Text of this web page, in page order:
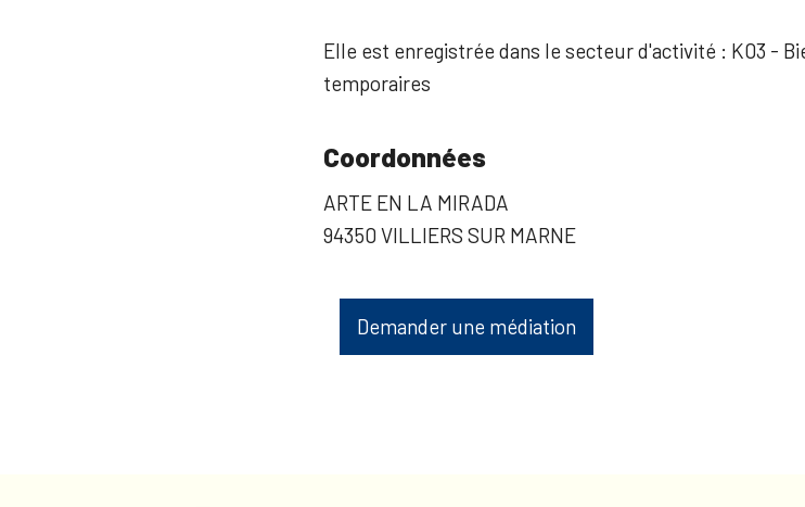
Elle est enregistrée dans le secteur d'activité : K03 -
temporaires
Coordonnées
ARTE EN LA MIRADA
94350 VILLIERS SUR MARNE
Demander une médiation